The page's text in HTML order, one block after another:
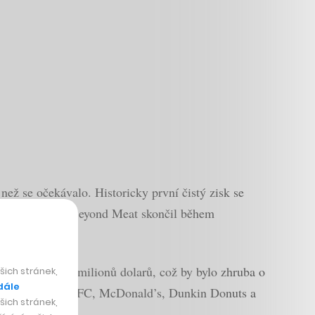
se očekávalo. Historicky první čistý zisk se
minulý rok Beyond Meat skončil během
265 až 275 milionů dolarů, což by bylo zhruba o
jako jsou KFC, McDonald’s, Dunkin Donuts a
stránek,
stránek,